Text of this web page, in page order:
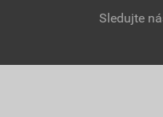
Sledujte